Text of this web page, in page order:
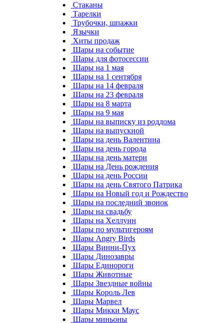
Стаканы
Тарелки
Трубочки, шпажки
Язычки
Хиты продаж
Шары на событие
Шары для фотосессии
Шары на 1 мая
Шары на 1 сентября
Шары на 14 февраля
Шары на 23 февраля
Шары на 8 марта
Шары на 9 мая
Шары на выписку из роддома
Шары на выпускной
Шары на день Валентина
Шары на день города
Шары на день матери
Шары на День рождения
Шары на день России
Шары на день Святого Патрика
Шары на Новый год и Рождество
Шары на последний звонок
Шары на свадьбу
Шары на Хеллуин
Шары по мультигероям
Шары Angry Birds
Шары Винни-Пух
Шары Динозавры
Шары Единороги
Шары Животные
Шары Звездные войны
Шары Король Лев
Шары Марвел
Шары Микки Маус
Шары миньоны